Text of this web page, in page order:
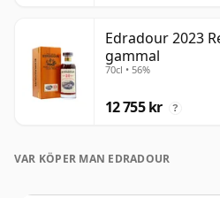
Edradour 2023
gammal
70cl • 56%
12 755 kr ?
VAR KÖPER MAN EDRADOUR